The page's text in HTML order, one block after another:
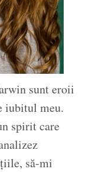
sunt eroii
iubitul meu.
spirit care
să-mi